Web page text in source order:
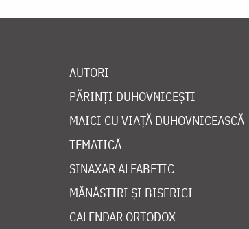
AUTORI
PĂRINȚI DUHOVNICEȘTI
MAICI CU VIAȚĂ DUHOVNICEASCĂ
TEMATICĂ
SINAXAR ALFABETIC
MĂNĂSTIRI ȘI BISERICI
CALENDAR ORTODOX